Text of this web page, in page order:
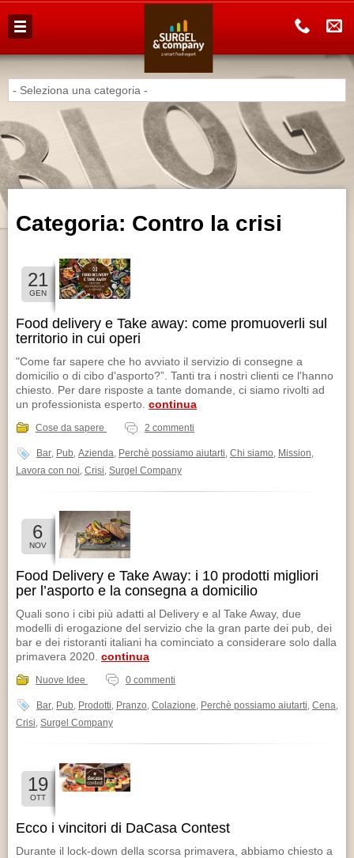
PRODOTTI
HAI UN BAR?
HAI UN PUB?
CATALOGO
LAVORA CON NOI
CONTATTI
Categoria: Contro la crisi
21
GEN
Food delivery e Take away: come promuoverli sul
territorio in cui operi
"Come far sapere che ho avviato il servizio di consegne a
domicilio o di cibo d'asporto?”. Tanti tra i nostri clienti ce l'hanno
chiesto. Per dare risposte a tante domande, ci siamo rivolti ad
un professionista esperto. continua
Cose da sapere 2 commenti
Bar Pub Azienda Perchè possiamo aiutarti Chi siamo Mission
Lavora con noi Crisi Surgel Company
6
NOV
Food Delivery e Take Away: i 10 prodotti migliori
per l’asporto e la consegna a domicilio
Quali sono i cibi più adatti al Delivery e al Take Away, due
modelli di erogazione del servizio che la gran parte dei pub, dei
bar e dei ristoranti italiani ha cominciato a considerare solo dalla
primavera 2020. continua
Nuove Idee 0 commenti
Bar Pub Prodotti Pranzo Colazione Perchè possiamo aiutarti Cena
Crisi Surgel Company
19
OTT
Ecco i vincitori di DaCasa Contest
Durante il lock-down della scorsa primavera, abbiamo chiesto a